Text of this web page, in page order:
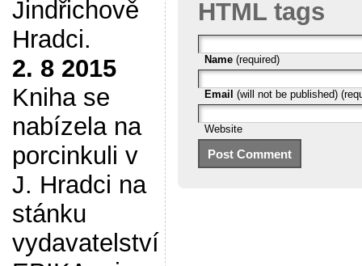
Jindřichově
Hradci.
2. 8 2015
Kniha se
nabízela na
porcinkuli v
J. Hradci na
stánku
vydavatelství
HTML tags
Name (required)
Email (will not be published)
Website